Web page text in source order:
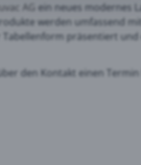
AG
ein neues modernes
werden umfassend
präsentiert
den Kontakt einen